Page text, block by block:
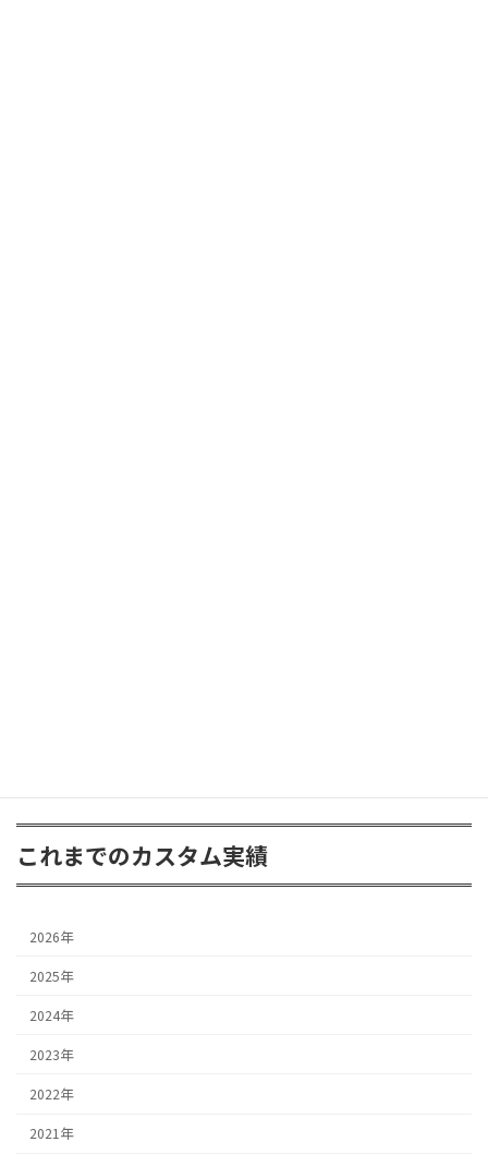
これまでのカスタム実績
2026年
2025年
2024年
2023年
2022年
2021年